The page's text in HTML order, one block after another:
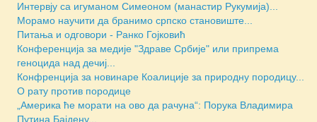
Интервју са игуманом Симеоном (манастир Рукумија)...
Морамо научити да бранимо српско становиште...
Питања и одговори - Ранко Гојковић
Конференција за медије "Здраве Србије" или припрема
геноцида над дечиј...
Конфренција за новинаре Коалиције за природну породицу...
О рату против породице
„Америка ће морати на ово да рачуна“: Порука Владимира
Путина Бајдену...